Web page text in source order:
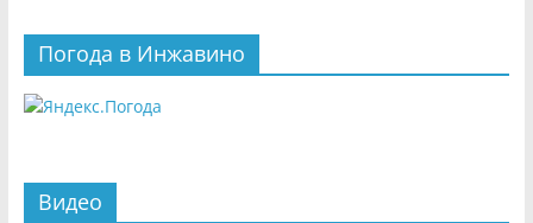
Погода в Инжавино
Видео